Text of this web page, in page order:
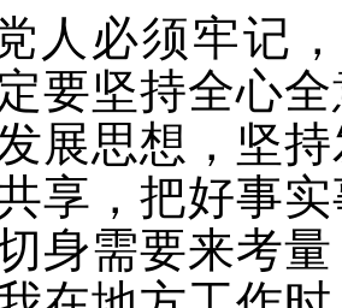
人必须牢记
要坚持全心
展思想，坚
享，把好事
身需要来考